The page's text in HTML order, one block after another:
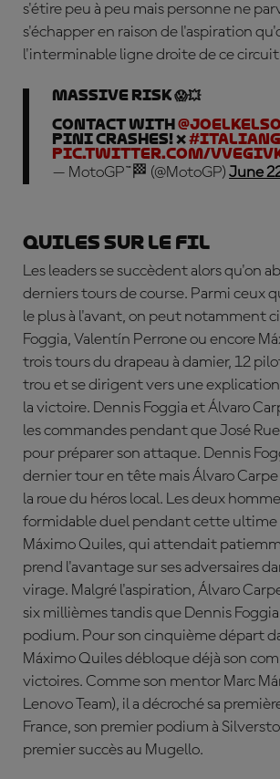
s'étire peu à peu mais personne ne
s'échapper en raison de l'aspiration
l'interminable ligne droite de ce
Massive risk 😱💥
Contact with
Pini crashes! ❌
pic.twitter.com/
— MotoGP™🏁 (@MotoGP) June
Quiles sur le fil
Les leaders se succèdent alors qu'on
derniers tours de course. Parmi ceux
le plus à l'avant, on peut notamment
Foggia, Valentín Perrone ou encore
trois tours du drapeau à damier, 12
trou et se dirigent vers une
la victoire. Dennis Foggia etÁlvaro
les commandes pendant que José
pour préparer son attaque. Dennis
dernier tour en tête mais Álvaro
la roue du héros local. Les deux
formidable duel pendant cette ultime
Máximo Quiles, qui attendait
prend l'avantage sur ses adversaires
virage. Malgré l'aspiration, Álvaro
six millièmes tandis que Dennis
podium. Pour son cinquième départ
Máximo Quiles débloque déjà son
victoires. Comme son mentor Marc
Lenovo Team), il a décroché sa
France, son premier podium à
premier succès au Mugello.